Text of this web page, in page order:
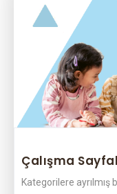
Çalışma
Kategorilere ayrılmış